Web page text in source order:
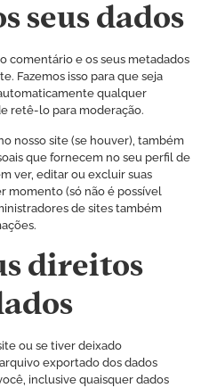
seus dados
comentário e os seus metadados
Fazemos isso para que seja
qualquer
retê-lo para moderação.
nosso site (se houver), também
que fornecem no seu perfil de
ver, editar ou excluir suas
momento (só não é possível
de sites também
direitos
ou se tiver deixado
exportado dos dados
inclusive quaisquer dados